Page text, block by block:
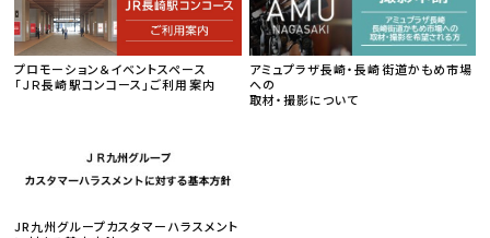
プロモーション＆イベントスペース
「ＪＲ長崎駅コンコース」ご利用案内
アミュプラザ長崎・長崎街道かもめ市場
への
取材・撮影について
JR九州グループカスタマーハラスメント